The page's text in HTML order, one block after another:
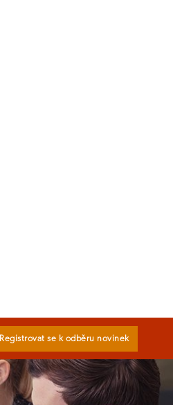
Registrovat se k odběru novinek